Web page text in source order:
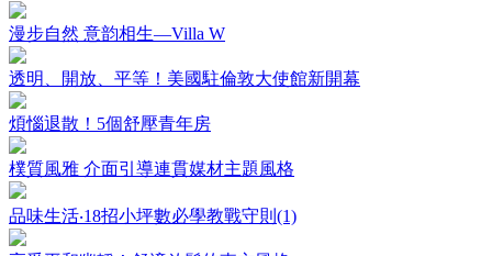
漫步自然 意韵相生—Villa W
透明、開放、平等！美國駐倫敦大使館新開幕
煩惱退散！5個舒壓青年房
樸質風雅 介面引導連貫媒材主題風格
品味生活‧18招小坪數必學教戰守則(1)